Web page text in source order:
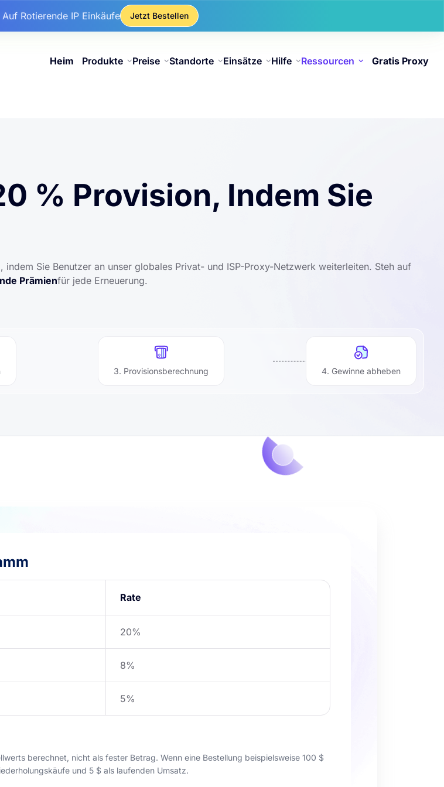
Jetzt Bestellen
Heim Produkte Preise Standorte Einsätze Hilfe Ressourcen Gratis Proxy
% Provision, Indem Sie
Sie Benutzer an unser globales Privat- und ISP-Proxy-Netzwerk weiterleiten. Steh auf
Prämienfür jede Erneuerung.
3. Provisionsberechnung 4. Gewinne abheben
Rate
20%
8%
5%
berechnet, nicht als fester Betrag. Wenn eine Bestellung beispielsweise 100 $
und 5 $ als laufenden Umsatz.